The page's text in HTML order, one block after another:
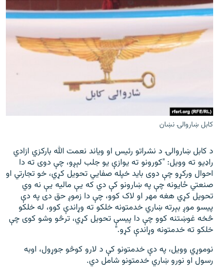
کابل ښاروالۍ نښان
د کابل ښاروالۍ د نشراتو رئیس او ویاند نعمت الله بارکزي ازادي
راډیو ته وویل: "کورونو ته یوازې یو جلب لېږو، چې دوی ته دا
احوال ورکړو چې دوی باید خپله صفایي تحویل کړي، خو تجارتي او
صنعتي ځایونه چې په ښارونو کې دي که یې مالیه يې نه وي
تحویل کړي هغه مهر او لاک کوو، چې دا زموږ حق دی په دې
پیسو موږ بېرته ښاري خدمتونه خلکو ته وړاندې کوو، له خلکو
څخه غوښتنه کوو چې دا پیسې تحویل کړي، ترڅو وشو کوی چې
خلکو ته خدمتونه وړاندې کړو."
نوموړي وویل، په دې خدمتونو کې د لارو کوڅو جوړول، اوبه
رسول او نورو ښاري خدمتونو شامل دي.